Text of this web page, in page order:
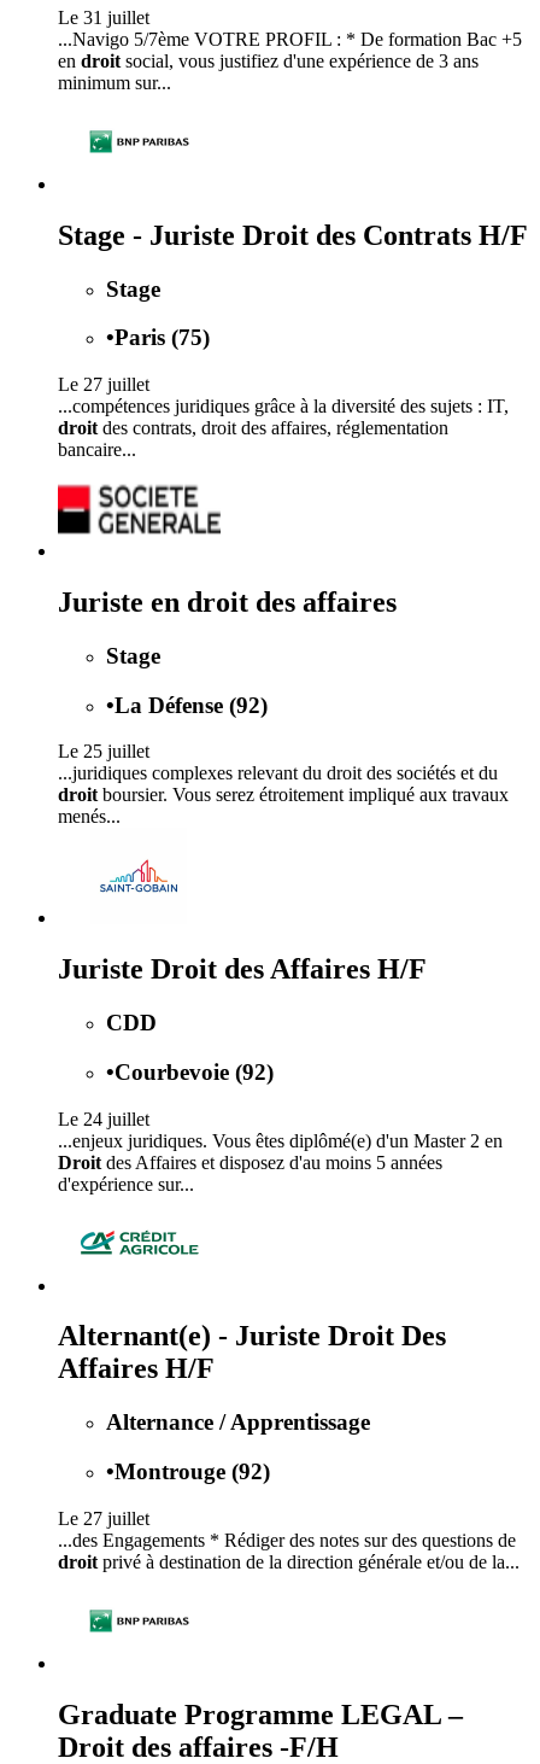
Le 31 juillet
...Navigo 5/7ème VOTRE PROFIL : * De formation Bac +5
en droit social, vous justifiez d'une expérience de 3 ans
minimum sur...
Stage - Juriste Droit des Contrats H/F
Stage
•Paris (75)
Le 27 juillet
...compétences juridiques grâce à la diversité des sujets : IT,
droit des contrats, droit des affaires, réglementation
bancaire...
Juriste en droit des affaires
Stage
•La Défense (92)
Le 25 juillet
...juridiques complexes relevant du droit des sociétés et du
droit boursier. Vous serez étroitement impliqué aux travaux
menés...
Juriste Droit des Affaires H/F
CDD
•Courbevoie (92)
Le 24 juillet
...enjeux juridiques. Vous êtes diplômé(e) d'un Master 2 en
Droit des Affaires et disposez d'au moins 5 années
d'expérience sur...
Alternant(e) - Juriste Droit Des
Affaires H/F
Alternance / Apprentissage
•Montrouge (92)
Le 27 juillet
...des Engagements * Rédiger des notes sur des questions de
droit privé à destination de la direction générale et/ou de la...
Graduate Programme LEGAL –
Droit des affaires -F/H